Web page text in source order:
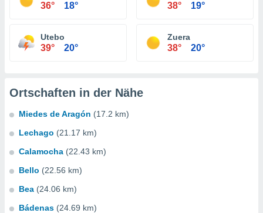
36° 18° 38° 19°
Utebo
39° 20°
Zuera
38° 20°
Ortschaften in der Nähe
Miedes de Aragón (17.2 km)
Lechago (21.17 km)
Calamocha (22.43 km)
Bello (22.56 km)
Bea (24.06 km)
Bádenas (24.69 km)